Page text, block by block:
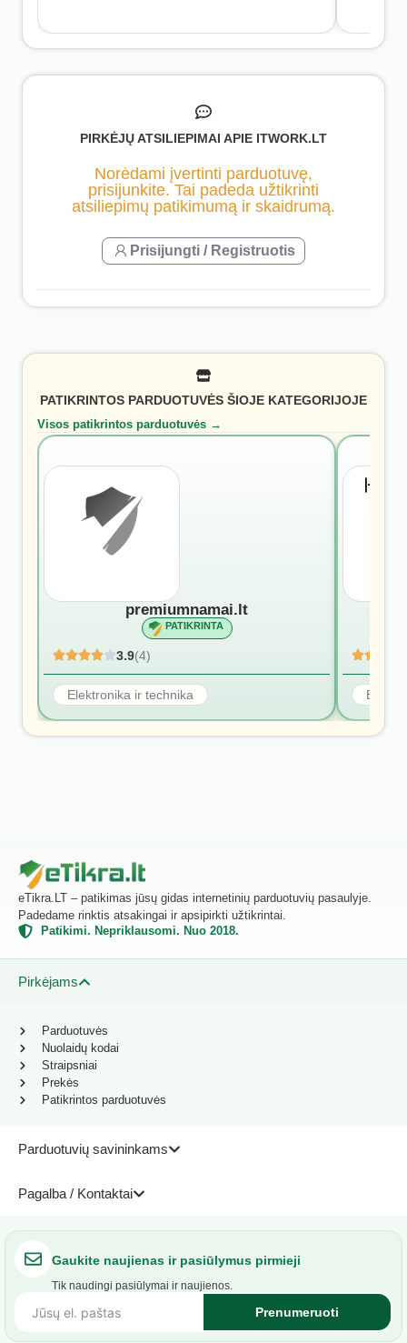
PIRKĖJŲ ATSILIEPIMAI APIE ITWORK.LT
Norėdami įvertinti parduotuvę,
prisijunkite. Tai padeda užtikrinti
atsiliepimų patikimumą ir skaidrumą.
Prisijungti / Registruotis
PATIKRINTOS PARDUOTUVĖS ŠIOJE KATEGORIJOJE
Visos patikrintos parduotuvės →
premiumnamai.lt
PATIKRINTA
3.9(4)
Elektronika ir technika
eTikra.LT – patikimas jūsų gidas internetinių parduotuvių pasaulyje.
Padedame rinktis atsakingai ir apsipirkti užtikrintai.
Patikimi. Nepriklausomi. Nuo 2018.
Pirkėjams
Parduotuvių savininkams
Pagalba / Kontaktai
Parduotuvės
Nuolaidų kodai
Straipsniai
Prekės
Patikrintos parduotuvės
Gaukite naujienas ir pasiūlymus pirmieji
Tik naudingi pasiūlymai ir naujienos.
Prenumeruoti